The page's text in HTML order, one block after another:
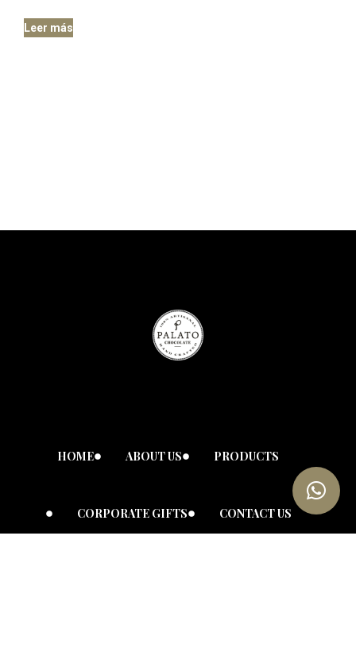
Leer más
HOME ABOUT US PRODUCTS
CORPORATE GIFTS CONTACT US